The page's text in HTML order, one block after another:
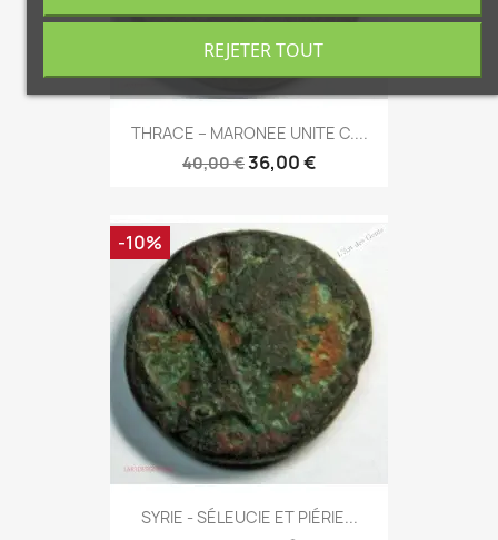
THRACE – MARONEE UNITE C....
40,00 €36,00 €
SYRIE - SÉLEUCIE ET PIÉRIE...
-10%
REJETER TOUT